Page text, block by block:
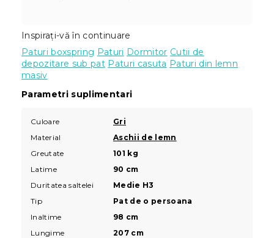
Inspirați-vă în continuare
Paturi boxspring Paturi Dormitor Cutii de
depozitare sub pat Paturi casuta Paturi din lemn
masiv
Parametri suplimentari
Culoare
Gri
Material
Aschii de lemn
Greutate
101 kg
Latime
90 cm
Duritatea saltelei
Medie H3
Tip
Pat de o persoana
Inaltime
98 cm
Lungime
207 cm